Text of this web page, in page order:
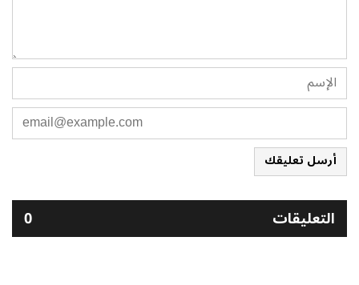
أرسل تعليقك
التعليقات 0